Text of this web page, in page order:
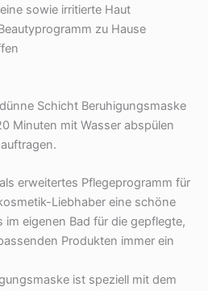
sowie irritierte Haut
zu Hause
Schicht Beruhigungsmaske
Minuten mit Wasser abspülen
erweitertes Pflegeprogramm für
Liebhaber eine schöne
im eigenen Bad für die gepflegte,
Produkten immer ein
ist speziell mit dem